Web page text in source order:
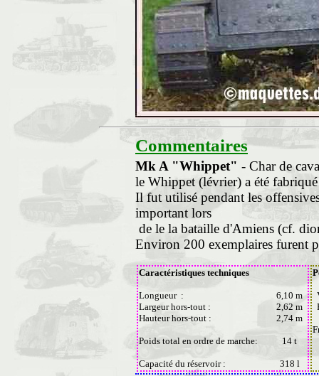
Commentaires
Mk A "Whippet" - Char de
le Whippet (lévrier) a été
Il fut utilisé pendant les
important lors
de le la bataille d'Amiens (cf.
Environ 200 exemplaires furent
Caractéristiques techniques
Longueur :
Largeur hors-tout :
Hauteur hors-tout :
Poids total en ordre de marche:
Capacité du réservoir :
6,10 m
2,62 m
2,74 m
14 t
318 l